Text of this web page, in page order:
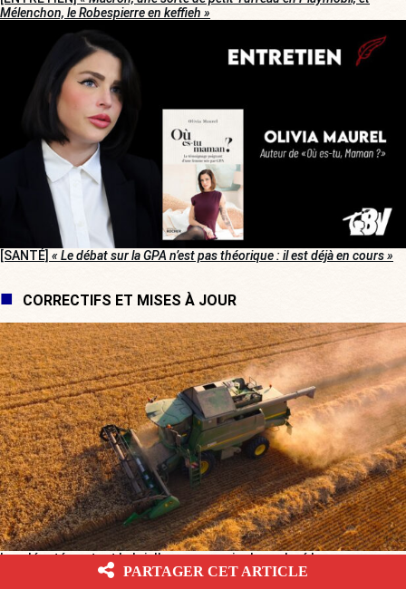
Mélenchon, le Robespierre en keffieh »
[SANTÉ] « Le débat sur la GPA n’est pas théorique : il est déjà en cours »
CORRECTIFS ET MISES À JOUR
Les députés votent la loi d’urgence agricole, malgré la
« bordélisation » de la gauchePARTAGER CET ARTICLE